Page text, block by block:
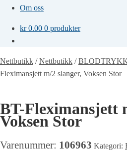
Om oss
kr0.00 0 produkter
Nettbutikk /Nettbutikk /
Fleximansjett m/2 slanger, Voksen Stor
BT-Fleximansjett
Voksen Stor
Varenummer: 106963 Kategori: